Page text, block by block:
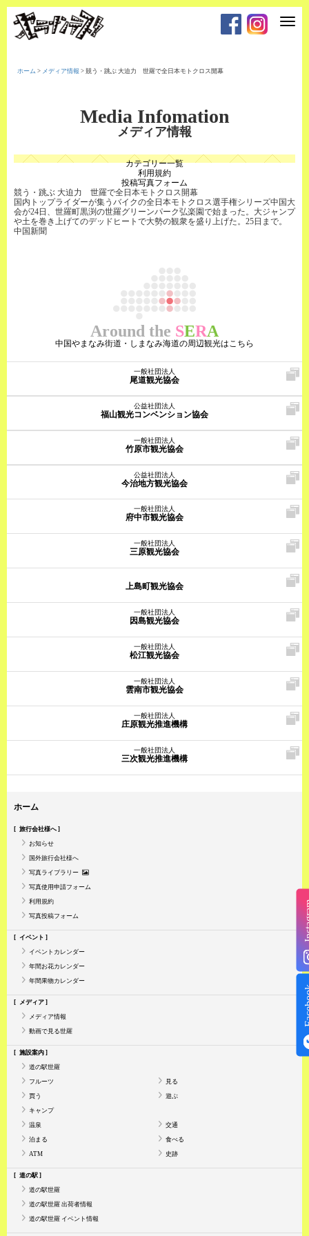
T
o
n
ホーム > メディア情報 > 競う・跳ぶ 大迫力 世羅で全日本モトクロス開幕
Media Infomation
メディア情報
カテゴリー一覧
利用規約
投稿写真フォーム
競う・跳ぶ 大迫力 世羅で全日本モトクロス開幕
国内トップライダーが集うバイクの全日本モトクロス選手権シリーズ中国大
会が24日、世羅町黒渕の世羅グリーンパーク弘楽園で始まった。大ジャンプ
や土を巻き上げてのデッドヒートで大勢の観衆を盛り上げた。25日まで。
中国新聞
Around the SERA
中国やまなみ街道・しまなみ海道の周辺観光はこちら
一般社団法人
尾道観光協会
公益社団法人
福山観光コンベンション協会
一般社団法人
竹原市観光協会
公益社団法人
今治地方観光協会
一般社団法人
府中市観光協会
一般社団法人
三原観光協会
上島町観光協会
一般社団法人
因島観光協会
一般社団法人
松江観光協会
一般社団法人
雲南市観光協会
一般社団法人
庄原観光推進機構
一般社団法人
三次観光推進機構
ホーム
旅行会社様へ
お知らせ
国外旅行会社様へ
写真ライブラリー
写真使用申請フォーム
利用規約
写真投稿フォーム
イベント
イベントカレンダー
年間お花カレンダー
年間果物カレンダー
メディア
メディア情報
動画で見る世羅
施設案内
道の駅世羅
フルーツ 見る
買う 遊ぶ
キャンプ
温泉 交通
泊まる 食べる
ATM 史跡
道の駅
道の駅世羅
道の駅世羅 出荷者情報
道の駅世羅 イベント情報